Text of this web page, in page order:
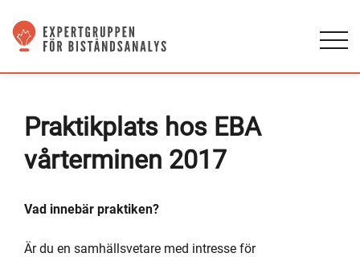
Praktikplats hos EBA
vårterminen 2017
Vad innebär praktiken?
Är du en samhällsvetare med intresse för